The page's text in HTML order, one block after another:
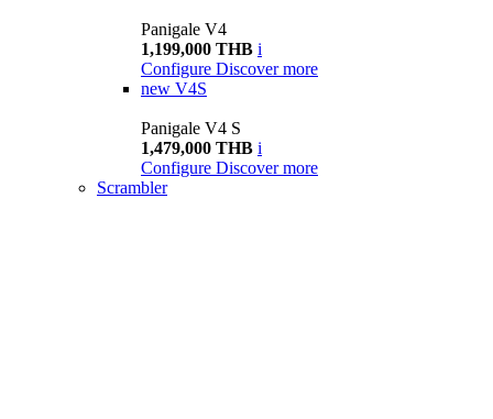
Panigale V4
1,199,000 THB i
Configure Discover more
new V4S
Panigale V4 S
1,479,000 THB i
Configure Discover more
Scrambler